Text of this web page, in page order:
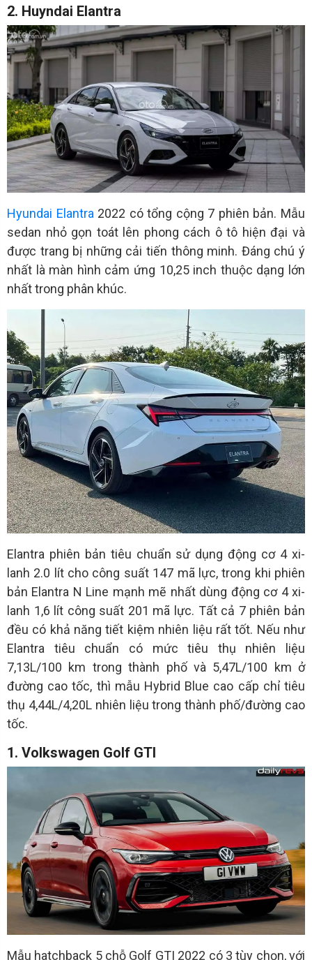
2. Huyndai Elantra
Hyundai Elantra2022 có tổng cộng 7 phiên bản. Mẫu
sedan nhỏ gọn toát lên phong cách ô tô hiện đại và
được trang bị những cải tiến thông minh. Đáng chú ý
nhất là màn hình cảm ứng 10,25 inch thuộc dạng lớn
nhất trong phân khúc.
Elantra phiên bản tiêu chuẩn sử dụng động cơ 4 xi-
lanh 2.0 lít cho công suất 147 mã lực, trong khi phiên
bản Elantra N Line mạnh mẽ nhất dùng động cơ 4 xi-
lanh 1,6 lít công suất 201 mã lực. Tất cả 7 phiên bản
đều có khả năng tiết kiệm nhiên liệu rất tốt. Nếu như
Elantra tiêu chuẩn có mức tiêu thụ nhiên liệu
7,13L/100 km trong thành phố và 5,47L/100 km ở
đường cao tốc, thì mẫu Hybrid Blue cao cấp chỉ tiêu
thụ 4,44L/4,20L nhiên liệu trong thành phố/đường cao
tốc.
1. Volkswagen Golf GTI
Mẫu hatchback 5 chỗ Golf GTI 2022 có 3 tùy chọn, với